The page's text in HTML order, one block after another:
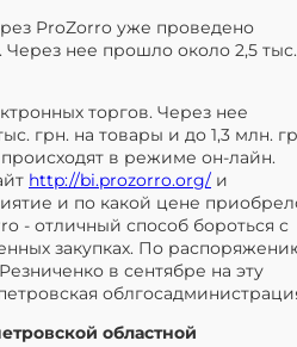
ProZorro уже проведено
нее прошло около 2,5 тыс.
торгов. Через нее
грн. на товары и до 1,3 млн.
в режиме он-лайн.
http://bi.prozorro.org/ и
и по какой цене
- отличный способ бороться с
закупках. По
в сентябре на эту
областной